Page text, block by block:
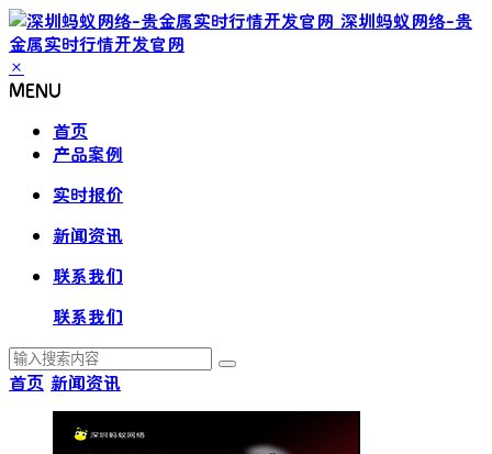
深圳蚂蚁网络-贵
金属实时行情开发官网
×
MENU
首页
产品案例
实时报价
新闻资讯
联系我们
联系我们
首页 新闻资讯